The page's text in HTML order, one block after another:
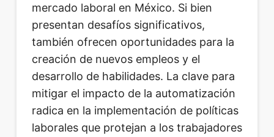
mercado laboral en México. Si bien
presentan desafíos significativos,
también ofrecen oportunidades para la
creación de nuevos empleos y el
desarrollo de habilidades. La clave para
mitigar el impacto de la automatización
radica en la implementación de políticas
laborales que protejan a los trabajadores